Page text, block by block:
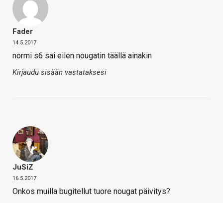
Fader
14.5.2017
normi s6 sai eilen nougatin täällä ainakin
Kirjaudu sisään vastataksesi
JuSiZ
16.5.2017
Onkos muilla bugitellut tuore nougat päivitys?